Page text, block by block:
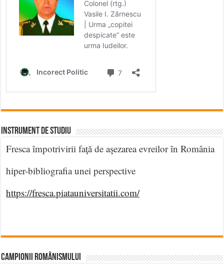
INSTRUMENT DE STUDIU
Fresca împotrivirii faţă de aşezarea evreilor în România
hiper-bibliografia unei perspective
https://fresca.piatauniversitatii.com/
CAMPIONII ROMÂNISMULUI